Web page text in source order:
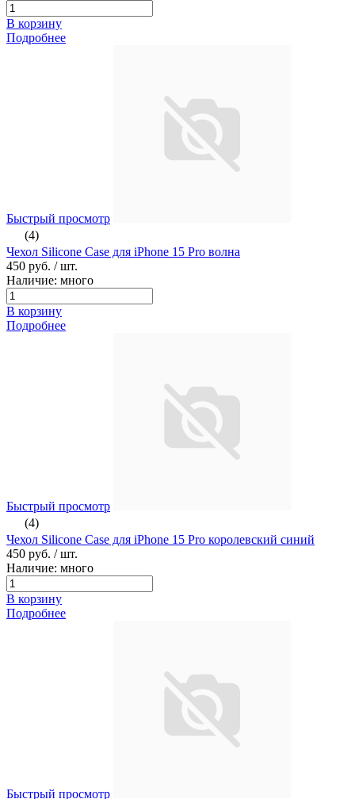
В корзину
Подробнее
Быстрый просмотр
(4)
Чехол Silicone Case для iPhone 15 Pro волна
450 руб. / шт.
Наличие: много
В корзину
Подробнее
Быстрый просмотр
(4)
Чехол Silicone Case для iPhone 15 Pro королевский синий
450 руб. / шт.
Наличие: много
В корзину
Подробнее
Быстрый просмотр